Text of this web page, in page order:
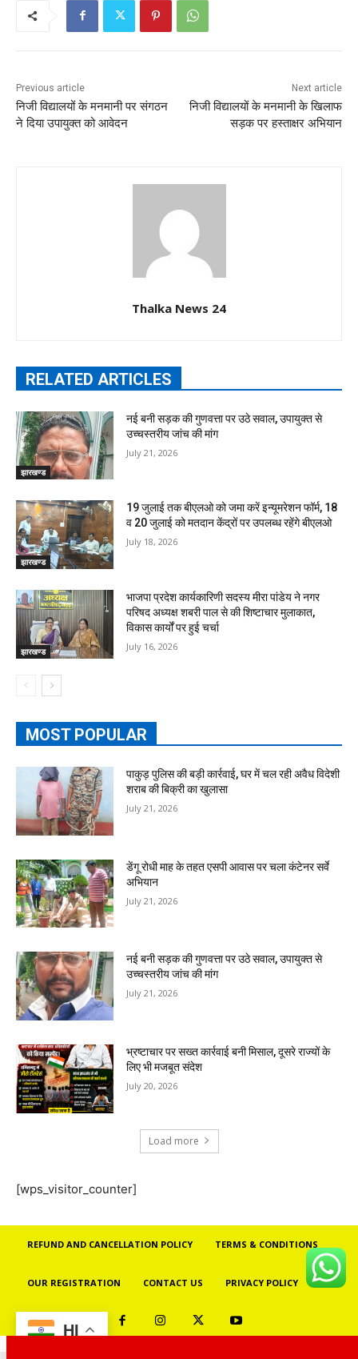
Previous article
निजी विद्यालयों के मनमानी पर संगठन
ने दिया उपायुक्त को आवेदन
Next article
निजी विद्यालयों के मनमानी के खिलाफ
सड़क पर हस्ताक्षर अभियान
Thalka News 24
RELATED ARTICLES
झारखण्ड
नई बनी सड़क की गुणवत्ता पर उठे सवाल, उपायुक्त से
उच्चस्तरीय जांच की मांग
July 21, 2026
झारखण्ड
19 जुलाई तक बीएलओ को जमा करें इन्यूमरेशन फॉर्म, 18
व 20 जुलाई को मतदान केंद्रों पर उपलब्ध रहेंगे बीएलओ
July 18, 2026
झारखण्ड
भाजपा प्रदेश कार्यकारिणी सदस्य मीरा पांडेय ने नगर
परिषद अध्यक्ष शबरी पाल से की शिष्टाचार मुलाकात,
विकास कार्यों पर हुई चर्चा
July 16, 2026
MOST POPULAR
पाकुड़ पुलिस की बड़ी कार्रवाई, घर में चल रही अवैध विदेशी
शराब की बिक्री का खुलासा
July 21, 2026
डेंगू रोधी माह के तहत एसपी आवास पर चला कंटेनर सर्वे
अभियान
July 21, 2026
नई बनी सड़क की गुणवत्ता पर उठे सवाल, उपायुक्त से
उच्चस्तरीय जांच की मांग
July 21, 2026
भ्रष्टाचार पर सख्त कार्रवाई बनी मिसाल, दूसरे राज्यों के
लिए भी मजबूत संदेश
July 20, 2026
Load more
[wps_visitor_counter]
REFUND AND CANCELLATION POLICY TERMS & CONDITIONS
OUR REGISTRATION CONTACT US PRIVACY POLICY
HI